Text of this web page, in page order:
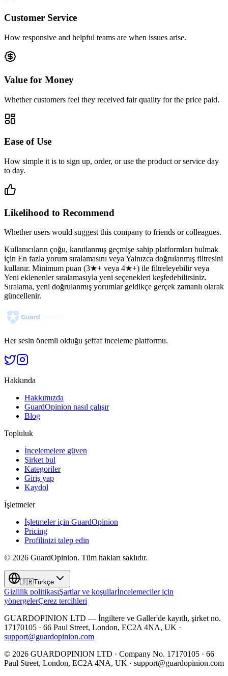
Customer Service
How responsive and helpful teams are when issues arise.
Value for Money
Whether customers feel they received fair quality for the price paid.
Ease of Use
How simple it is to sign up, order, or use the product or service day
to day.
Likelihood to Recommend
Whether users would suggest this company to friends or colleagues.
Kullanıcıların çoğu, kanıtlanmış geçmişe sahip platformları bulmak
için En fazla yorum sıralamasını veya Yalnızca doğrulanmış filtresini
kullanır. Minimum puan (3★+ veya 4★+) ile filtreleyebilir veya
Yeni eklenenler sıralamasıyla yeni seçenekleri keşfedebilirsiniz.
Sıralama, yeni doğrulanmış yorumlar geldikçe gerçek zamanlı olarak
güncellenir.
Her sesin önemli olduğu şeffaf inceleme platformu.
Hakkında
Hakkımızda
GuardOpinion nasıl çalışır
Blog
Topluluk
İncelemelere güven
Şirket bul
Kategoriler
Giriş yap
Kaydol
İşletmeler
İşletmeler için GuardOpinion
Pricing
Profilinizi talep edin
© 2026 GuardOpinion. Tüm hakları saklıdır.
🇹🇷Türkçe
Gizlilik politikasıŞartlar ve koşullarİncelemeciler için
yönergelerÇerez tercihleri
GUARDOPINION LTD — İngiltere ve Galler'de kayıtlı, şirket no.
17170105 · 66 Paul Street, London, EC2A 4NA, UK ·
support@guardopinion.com
© 2026 GUARDOPINION LTD · Company No. 17170105 · 66
Paul Street, London, EC2A 4NA, UK · support@guardopinion.com